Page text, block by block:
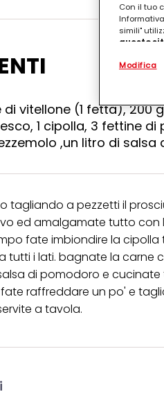
vitellone (1 fetta), 200
1 cipolla, 3 fettine di
,un litro di
tagliando a pezzetti il
ed amalgamate tutto con
fate imbiondire la
tutti i lati. bagnate la carne
di pomodoro e
raffreddare un po' e
a tavola.
Con il tuo
simili"
questo
terzi,
misurare
Puoi
qualsiasi
"modifica"
Se fai
per uno o
tuoi dati
Modifica